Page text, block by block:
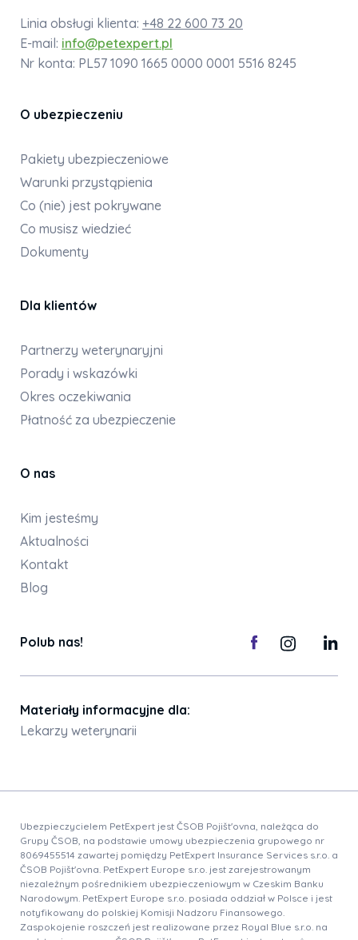
Linia obsługi klienta: +48 22 600 73 20
E-mail: info@petexpert.pl
Nr konta: PL57 1090 1665 0000 0001 5516 8245
O ubezpieczeniu
Pakiety ubezpieczeniowe
Warunki przystąpienia
Co (nie) jest pokrywane
Co musisz wiedzieć
Dokumenty
Dla klientów
Partnerzy weterynaryjni
Porady i wskazówki
Okres oczekiwania
Płatność za ubezpieczenie
O nas
Kim jesteśmy
Aktualności
Kontakt
Blog
Polub nas!
Materiały informacyjne dla:
Lekarzy weterynarii
Ubezpieczycielem PetExpert jest ČSOB Pojišt'ovna, należąca do
Grupy ČSOB, na podstawie umowy ubezpieczenia grupowego nr
8069455514 zawartej pomiędzy PetExpert Insurance Services s.r.o. a
ČSOB Pojišt'ovna. PetExpert Europe s.r.o. jest zarejestrowanym
niezależnym pośrednikiem ubezpieczeniowym w Czeskim Banku
Narodowym. PetExpert Europe s.r.o. posiada oddział w Polsce i jest
notyfikowany do polskiej Komisji Nadzoru Finansowego.
Zaspokojenie roszczeń jest realizowane przez Royal Blue s.r.o. na